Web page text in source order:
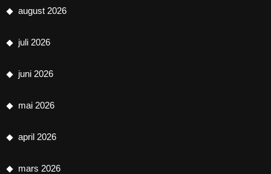
august 2026
juli 2026
juni 2026
mai 2026
april 2026
mars 2026